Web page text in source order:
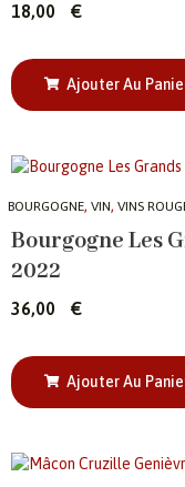
18,00 €
Ajouter Au
BOURGOGNE, VIN, VINS
Bourgogne Les
2022
36,00 €
Ajouter Au